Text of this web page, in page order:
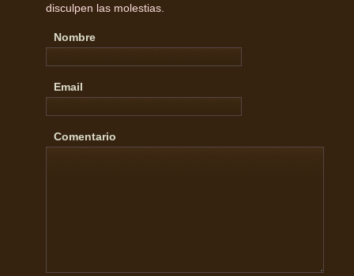
disculpen las molestias.
Nombre
Email
Comentario